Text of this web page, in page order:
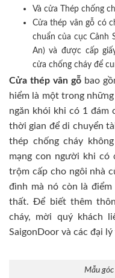
Và cửa Thép chống
Cửa thép vân gỗ có
chuẩn của cục Cảnh
An) và được cấp
cửa chống cháy để
Cửa thép vân gỗ bao
hiểm là một trong
ngăn khói khi có 1 đám
thời gian để di chuyển
thép chống cháy
mạng con người khi có
trộm cấp cho ngôi nhà
đình mà nó còn là
thất. Để biết thêm
cháy, mời quý khách
SaigonDoor và các đại
Mẫu